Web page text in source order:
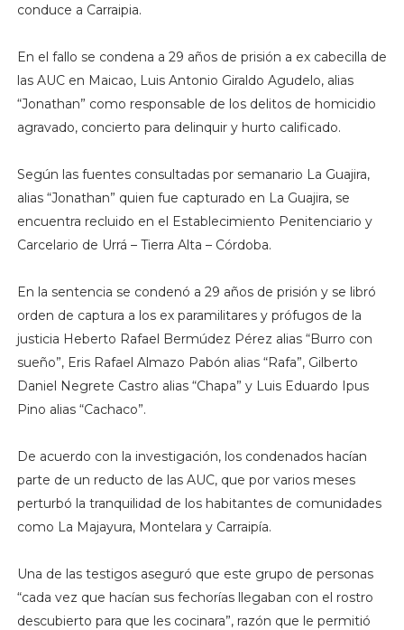
conduce a Carraipia.
En el fallo se condena a 29 años de prisión a ex cabecilla de
las AUC en Maicao, Luis Antonio Giraldo Agudelo, alias
“Jonathan” como responsable de los delitos de homicidio
agravado, concierto para delinquir y hurto calificado.
Según las fuentes consultadas por semanario La Guajira,
alias “Jonathan” quien fue capturado en La Guajira, se
encuentra recluido en el Establecimiento Penitenciario y
Carcelario de Urrá – Tierra Alta – Córdoba.
En la sentencia se condenó a 29 años de prisión y se libró
orden de captura a los ex paramilitares y prófugos de la
justicia Heberto Rafael Bermúdez Pérez alias “Burro con
sueño”, Eris Rafael Almazo Pabón alias “Rafa”, Gilberto
Daniel Negrete Castro alias “Chapa” y Luis Eduardo Ipus
Pino alias “Cachaco”.
De acuerdo con la investigación, los condenados hacían
parte de un reducto de las AUC, que por varios meses
perturbó la tranquilidad de los habitantes de comunidades
como La Majayura, Montelara y Carraipía.
Una de las testigos aseguró que este grupo de personas
“cada vez que hacían sus fechorías llegaban con el rostro
descubierto para que les cocinara”, razón que le permitió